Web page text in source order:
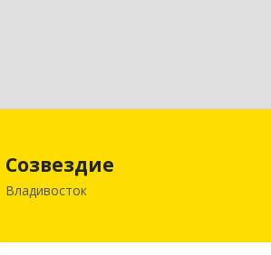
Созвездие
Владивосток
Владивосток г, Тухачевского ул, дом